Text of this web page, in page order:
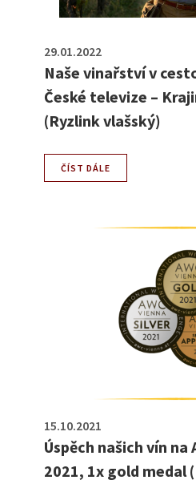
Naše vinařství v
České televize –
(Ryzlink vlašský)
29.01.2022
ČÍST DÁLE
Úspěch našich vín na
2021, 1x gold medal
15.10.2021